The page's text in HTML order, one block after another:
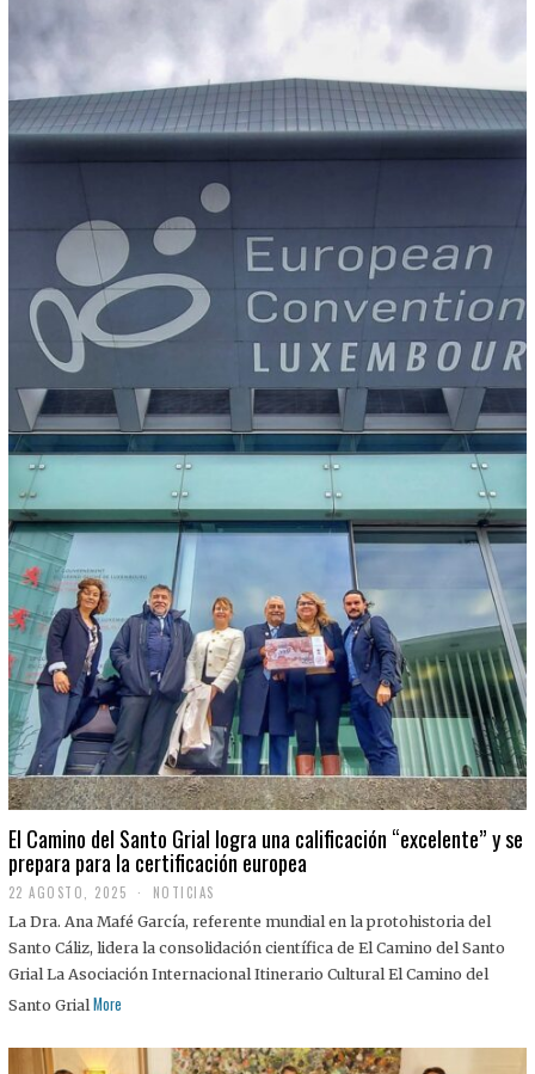
El Camino del Santo Grial logra una calificación “excelente” y se
prepara para la certificación europea
22 AGOSTO, 2025
2
A
G
O
S
2
NOTICIAS
La Dra. Ana Mafé García, referente mundial en la protohistoria del
Santo Cáliz, lidera la consolidación científica de El Camino del Santo
Grial La Asociación Internacional Itinerario Cultural El Camino del
Santo Grial More